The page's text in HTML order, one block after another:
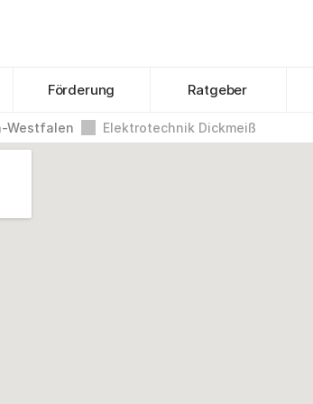
Förderung Ratgeber
Westfalen Elektrotechnik Dickmeiß